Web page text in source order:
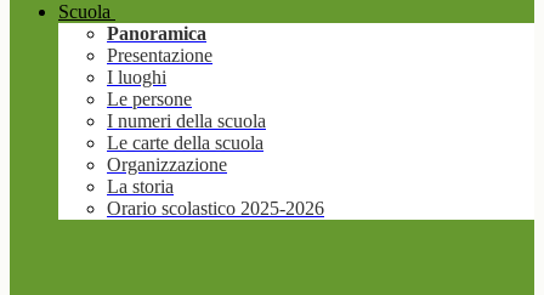
Scuola
Panoramica
Presentazione
I luoghi
Le persone
I numeri della scuola
Le carte della scuola
Organizzazione
La storia
Orario scolastico 2025-2026